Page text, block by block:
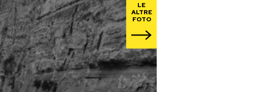
LE
ALTRE
FOTO